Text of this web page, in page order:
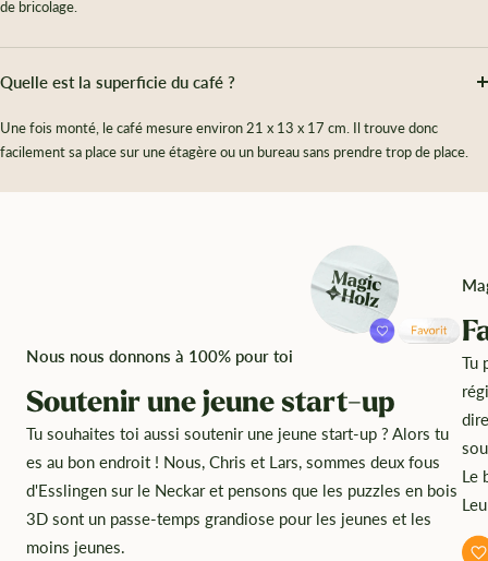
de bricolage.
Quelle est la superficie du café ?
Une fois monté, le café mesure environ 21 x 13 x 17 cm. Il trouve donc
facilement sa place sur une étagère ou un bureau sans prendre trop de place.
Nous nous donnons à 100% pour toi
Soutenir une jeune start-up
Tu souhaites toi aussi soutenir une jeune start-up ? Alors tu
es au bon endroit ! Nous, Chris et Lars, sommes deux fous
d'Esslingen sur le Neckar et pensons que les puzzles en bois
3D sont un passe-temps grandiose pour les jeunes et les
moins jeunes.
Tu
Le